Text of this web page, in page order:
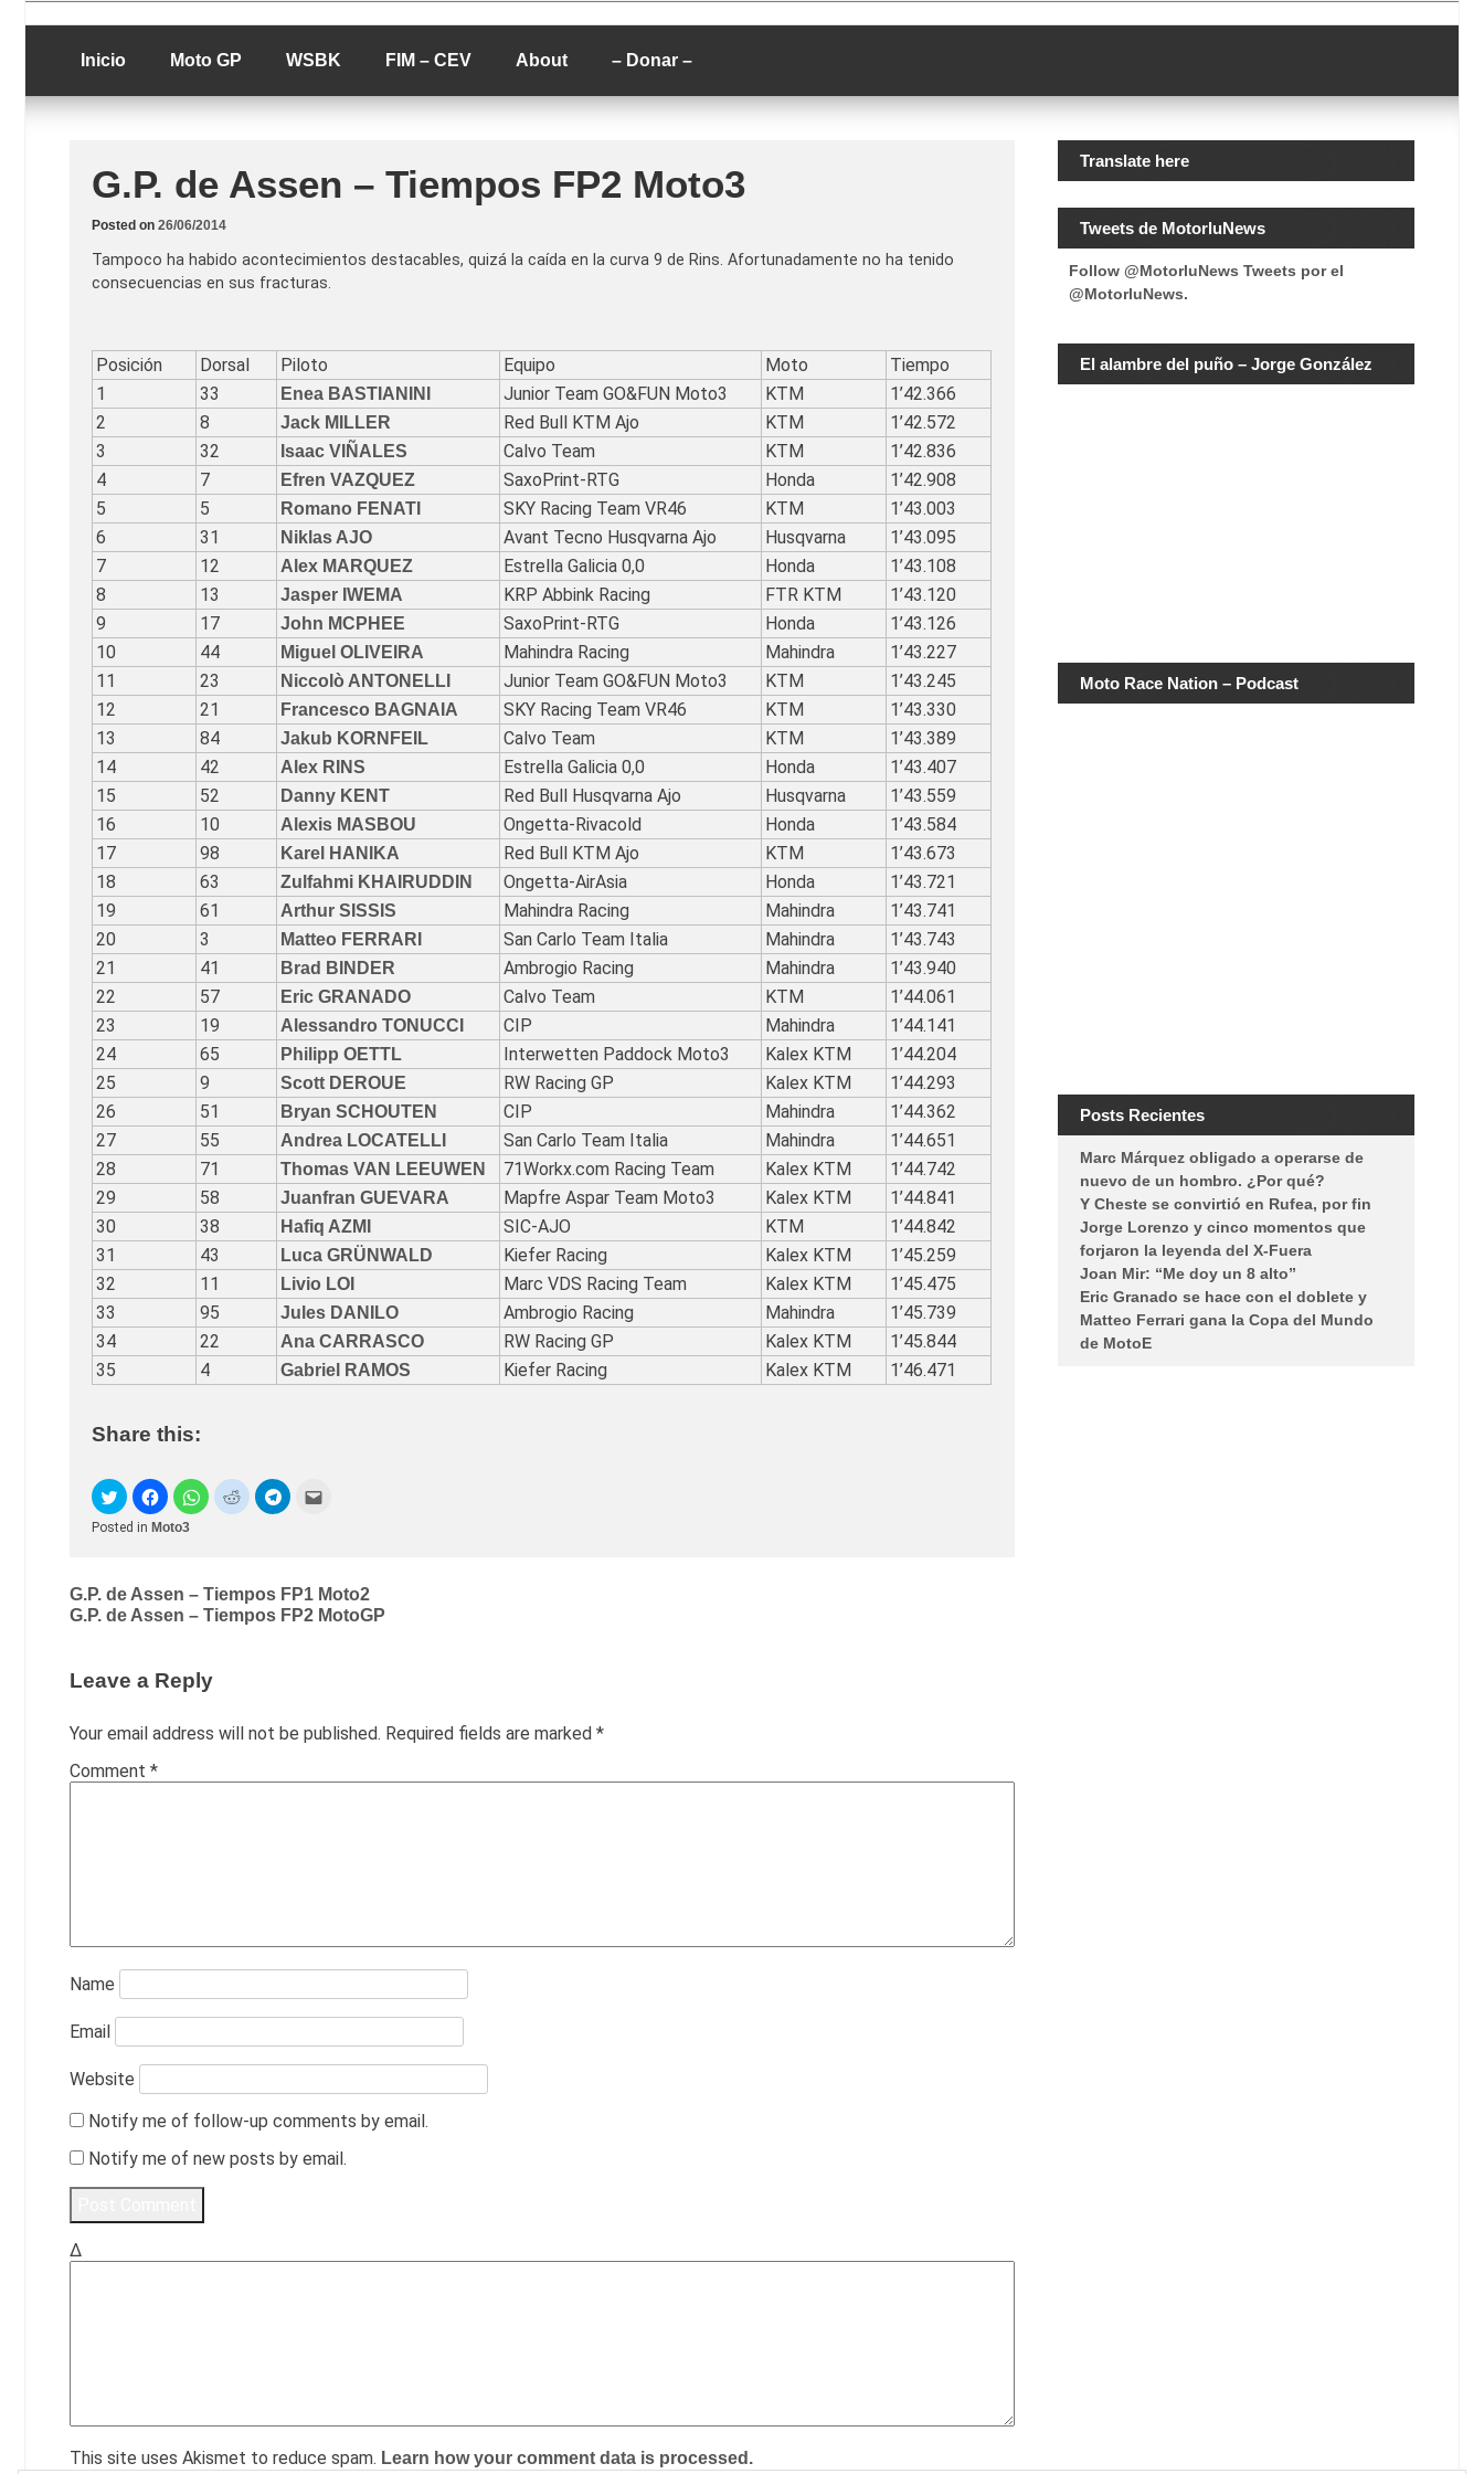
to
contentLucio Lopez GP
luciolopezgp
Inicio Moto GP WSBK FIM – CEV About – Donar –
G.P. de Assen – Tiempos FP2 Moto3
Posted on 26/06/2014
Tampoco ha habido acontecimientos destacables, quizá la caída en la curva 9 de Rins. Afortunadamente no ha tenido
consecuencias en sus fracturas.
Posición Dorsal Piloto Equipo Moto
Tiempo
1
33 Enea BASTIANINI Junior Team GO&FUN Moto3 KTM
1’42.366
2
8 Jack MILLER Red Bull KTM Ajo KTM
1’42.572
3
32 Isaac VIÑALES Calvo Team KTM
1’42.836
4
7 Efren VAZQUEZ SaxoPrint-RTG Honda
1’42.908
5
5 Romano FENATI SKY Racing Team VR46 KTM
1’43.003
6
31 Niklas AJO Avant Tecno Husqvarna Ajo Husqvarna
1’43.095
7
12 Alex MARQUEZ Estrella Galicia 0,0 Honda
1’43.108
8
13 Jasper IWEMA KRP Abbink Racing FTR KTM
1’43.120
9
17 John MCPHEE SaxoPrint-RTG Honda
1’43.126
10
44 Miguel OLIVEIRA Mahindra Racing Mahindra
1’43.227
11
23 Niccolò ANTONELLI Junior Team GO&FUN Moto3 KTM
1’43.245
12
21 Francesco BAGNAIA SKY Racing Team VR46 KTM
1’43.330
13
84 Jakub KORNFEIL Calvo Team KTM
1’43.389
14
42 Alex RINS Estrella Galicia 0,0 Honda
1’43.407
15
52 Danny KENT Red Bull Husqvarna Ajo Husqvarna
1’43.559
16
10 Alexis MASBOU Ongetta-Rivacold Honda
1’43.584
17
98 Karel HANIKA Red Bull KTM Ajo KTM
1’43.673
18
63 Zulfahmi KHAIRUDDIN Ongetta-AirAsia Honda
1’43.721
19
61 Arthur SISSIS Mahindra Racing Mahindra
1’43.741
20
3 Matteo FERRARI San Carlo Team Italia Mahindra
1’43.743
21
41 Brad BINDER Ambrogio Racing Mahindra
1’43.940
22
57 Eric GRANADO Calvo Team KTM
1’44.061
23
19 Alessandro TONUCCI CIP Mahindra
1’44.141
24
65 Philipp OETTL Interwetten Paddock Moto3 Kalex KTM
1’44.204
25
9 Scott DEROUE RW Racing GP Kalex KTM
1’44.293
26
51 Bryan SCHOUTEN CIP Mahindra
1’44.362
27
55 Andrea LOCATELLI San Carlo Team Italia Mahindra
1’44.651
28
71 Thomas VAN LEEUWEN 71Workx.com Racing Team Kalex KTM
1’44.742
29
58 Juanfran GUEVARA Mapfre Aspar Team Moto3 Kalex KTM
1’44.841
30
38 Hafiq AZMI SIC-AJO KTM
1’44.842
31
43 Luca GRÜNWALD Kiefer Racing Kalex KTM
1’45.259
32
11 Livio LOI Marc VDS Racing Team Kalex KTM
1’45.475
33
95 Jules DANILO Ambrogio Racing Mahindra
1’45.739
34
22 Ana CARRASCO RW Racing GP Kalex KTM
1’45.844
35
4 Gabriel RAMOS Kiefer Racing Kalex KTM 1’46.471
Share this:
Posted in Moto3
Post
navigation
G.P. de Assen – Tiempos FP1 Moto2
G.P. de Assen – Tiempos FP2 MotoGP
Leave a Reply
Your email address will not be published. Required fields are marked *
Comment *
Name
Email
Website
Notify me of follow-up comments by email.
Notify me of new posts by email.
Δ
This site uses Akismet to reduce spam. Learn how your comment data is processed.
Translate here
Tweets de MotorluNews
Follow @MotorluNews Tweets por el
@MotorluNews.
El alambre del puño – Jorge González
Moto Race Nation – Podcast
Posts Recientes
Marc Márquez obligado a operarse de
nuevo de un hombro. ¿Por qué?
Y Cheste se convirtió en Rufea, por fin
Jorge Lorenzo y cinco momentos que
forjaron la leyenda del X-Fuera
Joan Mir: “Me doy un 8 alto”
Eric Granado se hace con el doblete y
Matteo Ferrari gana la Copa del Mundo
de MotoE